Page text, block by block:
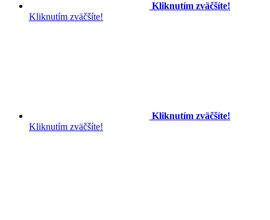
Kliknutím zväčšíte!
Kliknutím zväčšíte!
Kliknutím zväčšíte!
Kliknutím zväčšíte!